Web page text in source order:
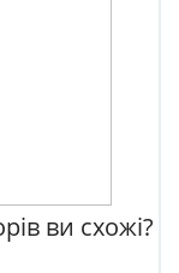
ви схожі?